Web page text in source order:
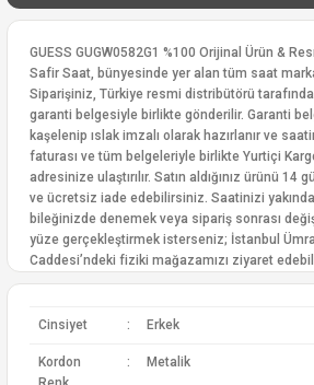
GUESS GUGW0582G1 %100 Orijinal Ürün &
Safir Saat, bünyesinde yer alan tüm saat
Siparişiniz, Türkiye resmi distribütörü
garanti belgesiyle birlikte gönderilir. Garanti
kaşelenip ıslak imzalı olarak hazırlanır ve
faturası ve tüm belgeleriyle birlikte Yurtiçi
adresinize ulaştırılır. Satın aldığınız ürünü 14
ve ücretsiz iade edebilirsiniz. Saatinizi
bileğinizde denemek veya sipariş sonrası
yüze gerçekleştirmek isterseniz; İstanbul
Caddesi’ndeki fiziki mağazamızı ziyaret
Cinsiyet : Erkek
Kordon
: Metalik